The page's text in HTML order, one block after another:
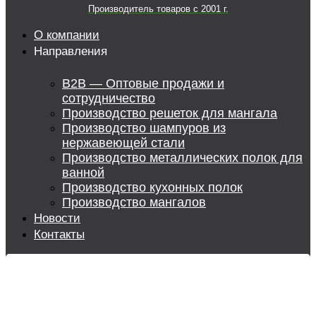
Производитель товаров c 2001 г.
О компании
Направления
B2B — Оптовые продажи и
сотрудничество
Производство решеток для мангала
Производство шампуров из
нержавеющей стали
Производство металлических полок для
ванной
Производство кухонных полок
Производство мангалов
Новости
Контакты